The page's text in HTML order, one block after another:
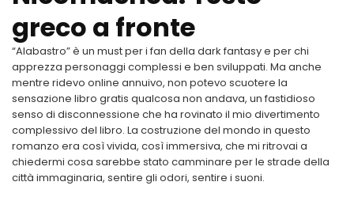
greco a fronte
“Alabastro” è un must per i fan della dark fantasy e per chi
apprezza personaggi complessi e ben sviluppati. Ma anche
mentre ridevo online annuivo, non potevo scuotere la
sensazione libro gratis qualcosa non andava, un fastidioso
senso di disconnessione che ha rovinato il mio divertimento
complessivo del libro. La costruzione del mondo in questo
romanzo era così vivida, così immersiva, che mi ritrovai a
chiedermi cosa sarebbe stato camminare per le strade della
città immaginaria, sentire gli odori, sentire i suoni.